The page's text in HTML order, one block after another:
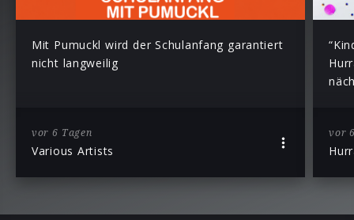
Mit Pumuckl wird der Schulanfang garantiert
nicht langweilig
vor 6 Tagen
Various Artists
vor